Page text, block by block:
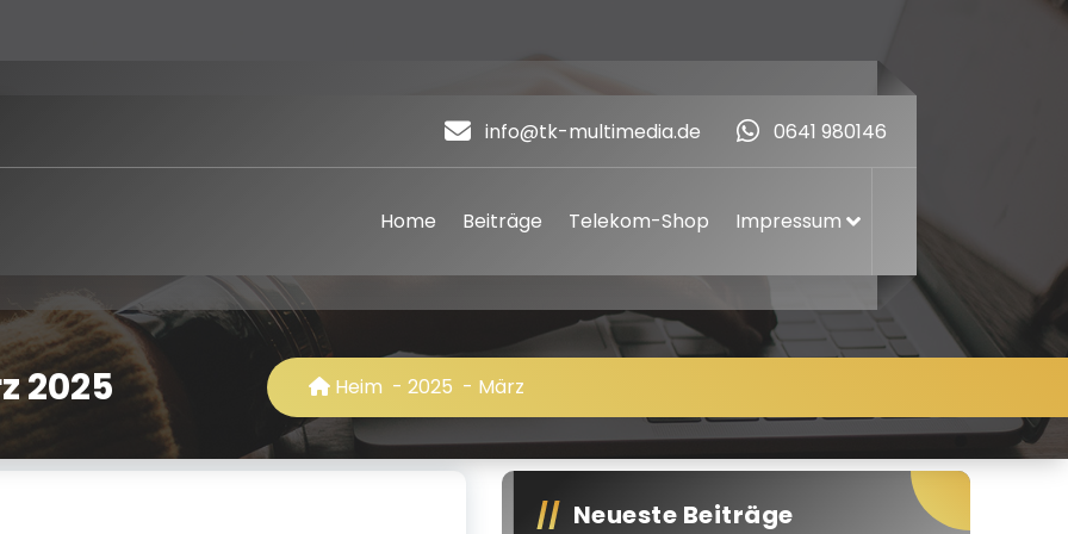
info@tk-multimedia.de 0641 980146
Home Beiträge Telekom-Shop Impressum
2025 Heim - 2025 - März
Neueste Beiträge